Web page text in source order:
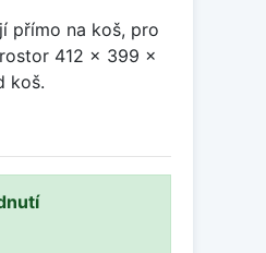
přímo na koš, pro
412 x 399 x
koš.